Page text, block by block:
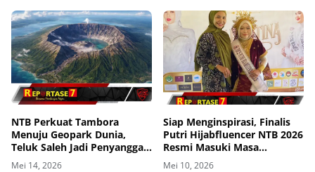
NTB Perkuat Tambora
Menuju Geopark Dunia,
Teluk Saleh Jadi Penyangga
Konservasi
Mei 14, 2026
Siap Menginspirasi, Finalis
Putri Hijabfluencer NTB 2026
Resmi Masuki Masa
Karantina hari Pertama
Mei 10, 2026